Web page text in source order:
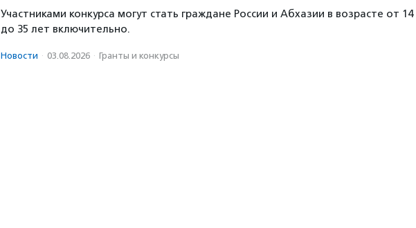
Участниками конкурса могут стать граждане России и Абхазии в возрасте от 14
до 35 лет включительно.
Новости · 03.08.2026 · Гранты и конкурсы